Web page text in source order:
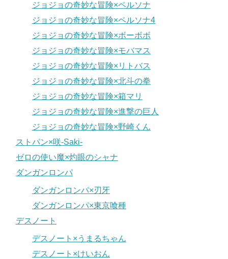
ジョジョの奇妙な冒険×ペルソナ
ジョジョの奇妙な冒険×ペルソナ4
ジョジョの奇妙な冒険×ボーボボ
ジョジョの奇妙な冒険×モバマス
ジョジョの奇妙な冒険×リトバス
ジョジョの奇妙な冒険×北斗の拳
ジョジョの奇妙な冒険×箱マリ
ジョジョの奇妙な冒険×進撃の巨人
ジョジョの奇妙な冒険×野崎くん
ストパン×咲-Saki-
ゼロの使い魔×灼眼のシャナ
ダンガンロンパ
ダンガンロンパ×刃牙
ダンガンロンパ×東京喰種
デスノート
デスノート×うまるちゃん
デスノート×けいおん